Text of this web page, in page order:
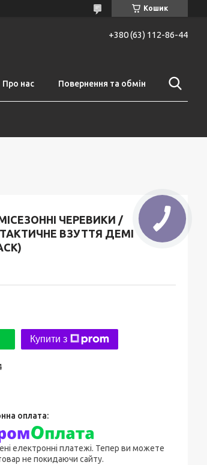
Кошик
+380 (63) 112-86-44
Про нас Повернення та обмін
ЧЕРЕВИКИ /
ВЗУТТЯ ДЕМІ
Купити з
електронні платежі. Тепер ви можете
не покидаючи сайту.